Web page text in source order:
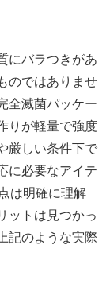
にバラつきがあ
のではありませ
全滅菌パッケー
りが軽量で強度
厳しい条件下で
に必要なアイテ
は明確に理解
ットは見つかっ
記のような実際